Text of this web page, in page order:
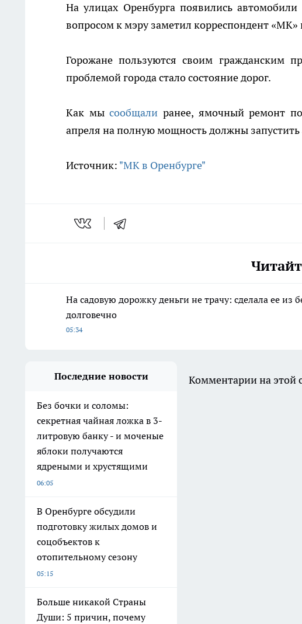
На улицах Оренбурга появились
вопросом к мэру заметил корреспондент «МК»
Горожане пользуются своим гражданским
проблемой города стало состояние дорог.
Как мысообщалиранее, ямочный ремонт
апреля на полную мощность должны
Источник: "МК в Оренбурге"
На садовую дорожку деньги не трачу: сделала ее
долговечно
05:34
Последние новости
Без бочки и соломы:
секретная чайная ложка в 3-
литровую банку - и моченые
яблоки получаются
ядреными и хрустящими
06:05
В Оренбурге обсудили
подготовку жилых домов и
соцобъектов к
отопительному сезону
05:15
Больше никакой Страны
Души: 5 причин, почему
Комментарии на этой